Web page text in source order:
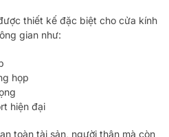
thiết kế đặc biệt cho cửa kính
gian như:
họp
hiện đại
toàn tài sản, người thân mà còn